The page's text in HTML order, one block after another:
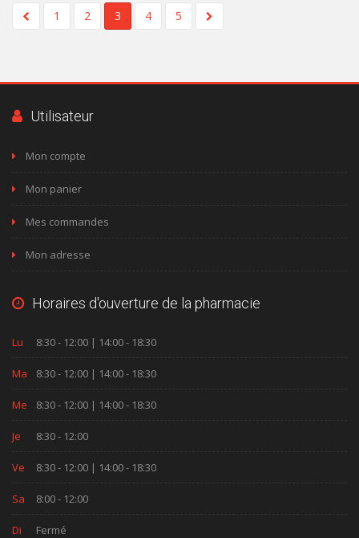
1 2 3 4 5
Utilisateur
Mon compte
Mon panier
Mes commandes
Mon adresse
Horaires d'ouverture de la pharmacie
Lu 8:30 - 12:00 | 14:00 - 18:30
Ma 8:30 - 12:00 | 14:00 - 18:30
Me 8:30 - 12:00 | 14:00 - 18:30
Je 8:30 - 12:00
Ve 8:30 - 12:00 | 14:00 - 18:30
Sa 8:00 - 12:00
Di Fermé